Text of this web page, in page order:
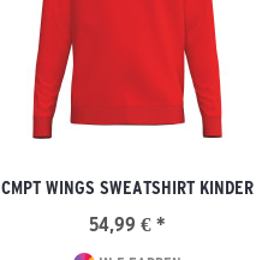
CMPT WINGS SWEATSHIRT KINDER
54,99 € *